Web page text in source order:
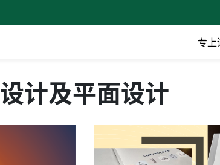
专上
设计及平面设计